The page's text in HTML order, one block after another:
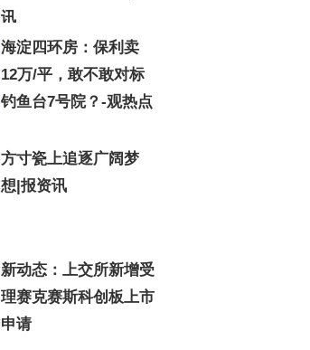
讯
海淀四环房：保利卖
12万/平，敢不敢对标
钓鱼台7号院？-观热点
方寸瓷上追逐广阔梦
想|报资讯
新动态：上交所新增受
理赛克赛斯科创板上市
申请